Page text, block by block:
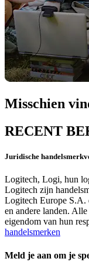
Misschien
RECENT
Juridische
Logitech, Logi, hun
Logitech zijn
Logitech Europe S.A.
en andere landen.
eigendom van hun
handelsmerken
Meld je aan om je